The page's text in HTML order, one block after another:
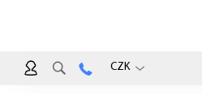
CZK